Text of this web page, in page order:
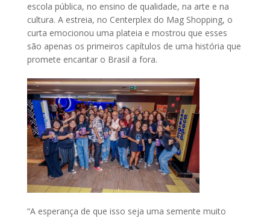
escola pública, no ensino de qualidade, na arte e na
cultura. A estreia, no Centerplex do Mag Shopping, o
curta emocionou uma plateia e mostrou que esses
são apenas os primeiros capítulos de uma história que
promete encantar o Brasil a fora.
“A esperança de que isso seja uma semente muito